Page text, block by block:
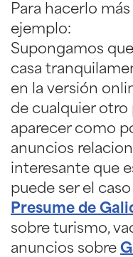
Para hacerlo
ejemplo:
Supongamos
casa
en la versión
de cualquier otro
aparecer como
anuncios
interesante que
puede ser el
Presume de
sobre turismo,
anuncios sobre